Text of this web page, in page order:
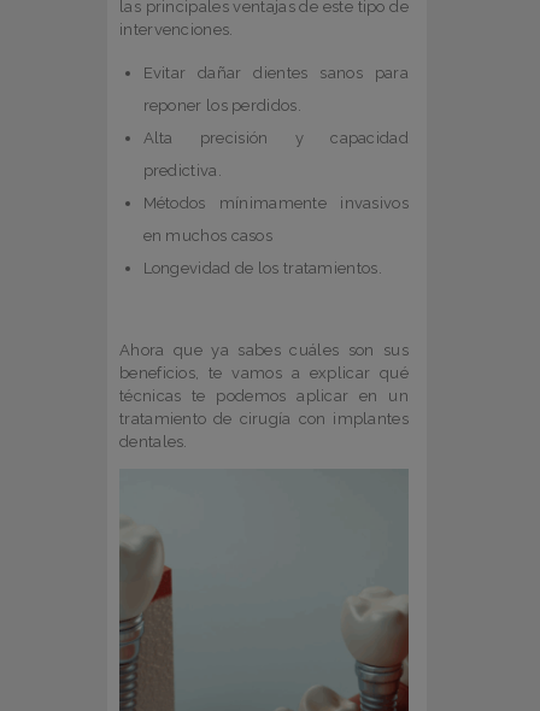
las principales ventajas de este tipo de
intervenciones.
Evitar dañar dientes sanos para
reponer los perdidos.
Alta precisión y capacidad
predictiva.
Métodos mínimamente invasivos
en muchos casos
Longevidad de los tratamientos.
Ahora que ya sabes cuáles son sus
beneficios, te vamos a explicar qué
técnicas te podemos aplicar en un
tratamiento de cirugía con implantes
dentales.